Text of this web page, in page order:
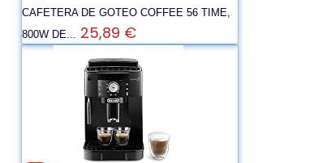
CAFETERA DE GOTEO COFFEE 56 TIME,
800W DE... 25,89 €